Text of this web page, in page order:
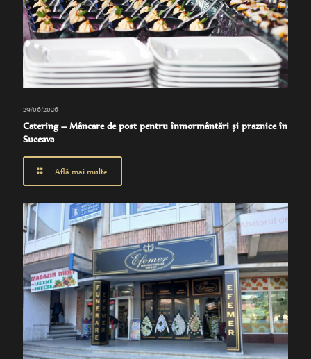
29/06/2026
Catering – Mâncare de post pentru înmormântări și praznice în
Suceava
Află mai multe